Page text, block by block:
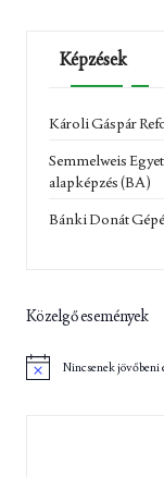
Képzések
Károli Gáspár
Semmelweis
alapképzés (BA)
Bánki Donát
Közelgő események
Nincsenek jövőbeni